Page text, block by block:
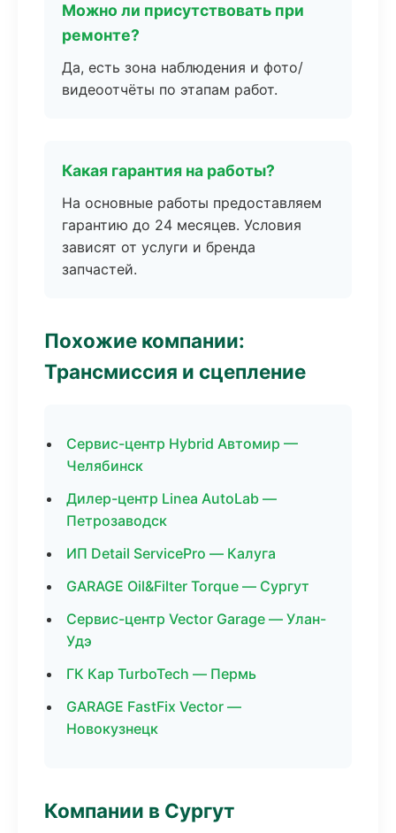
Можно ли присутствовать при
ремонте?
Да, есть зона наблюдения и фото/
видеоотчёты по этапам работ.
Какая гарантия на работы?
На основные работы предоставляем
гарантию до 24 месяцев. Условия
зависят от услуги и бренда
запчастей.
Похожие компании:
Трансмиссия и сцепление
Сервис-центр Hybrid Автомир —
Челябинск
Дилер-центр Linea AutoLab —
Петрозаводск
ИП Detail ServicePro — Калуга
GARAGE Oil&Filter Torque — Сургут
Сервис-центр Vector Garage — Улан-
Удэ
ГК Кар TurboTech — Пермь
GARAGE FastFix Vector —
Новокузнецк
Компании в Сургут